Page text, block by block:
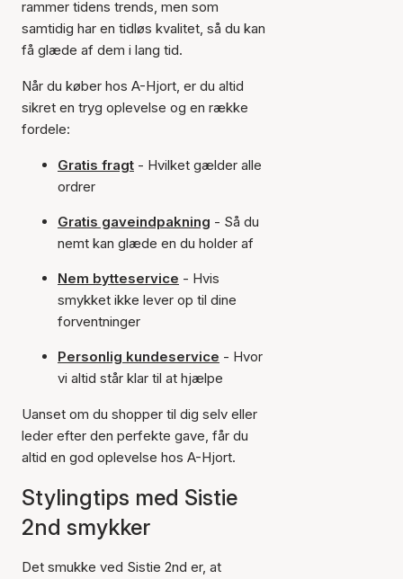
rammer tidens trends, men som
samtidig har en tidløs kvalitet, så du kan
få glæde af dem i lang tid.
Når du køber hos A-Hjort, er du altid
sikret en tryg oplevelse og en række
fordele:
Gratis fragt - Hvilket gælder alle
ordrer
Gratis gaveindpakning - Så du
nemt kan glæde en du holder af
Nem bytteservice - Hvis
smykket ikke lever op til dine
forventninger
Personlig kundeservice - Hvor
vi altid står klar til at hjælpe
Uanset om du shopper til dig selv eller
leder efter den perfekte gave, får du
altid en god oplevelse hos A-Hjort.
Stylingtips med Sistie
2nd smykker
Det smukke ved Sistie 2nd er, at